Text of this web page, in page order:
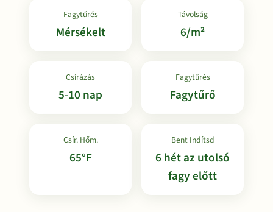
Fagytűrés
Mérsékelt
Távolság
6/m²
Csírázás
5-10 nap
Fagytűrés
Fagytűrő
Csír. Hőm.
65°F
Bent Indítsd
6 hét az utolsó
fagy előtt